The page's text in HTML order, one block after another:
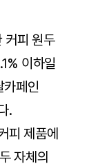
커피 원두
이하일
카페인
.
피 제품에
자체의